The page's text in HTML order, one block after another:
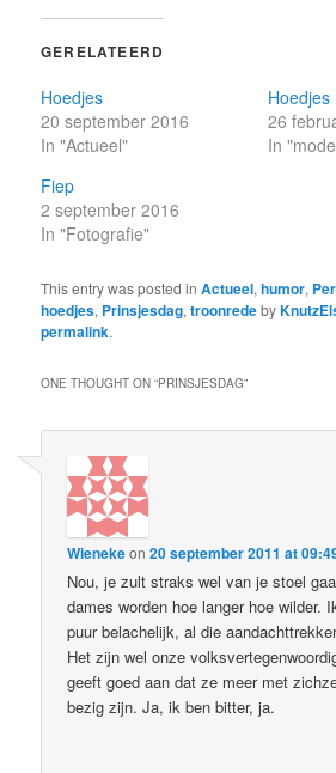
GERELATEERD
Hoedjes
20 september 2016
In "Actueel"
Hoedjes
26
In
Fiep
2 september 2016
In "Fotografie"
This entry was posted inActueel,humor,
hoedjes, Prinsjesdag,troonredeby
permalink.
ONE THOUGHT ON “PRINSJESDAG”
Wienekeon20 september 2011 at
Nou, je zult straks wel van je stoel
dames worden hoe langer hoe wilder.
puur belachelijk, al die
Het zijn wel onze
geeft goed aan dat ze meer met
bezig zijn. Ja, ik ben bitter, ja.